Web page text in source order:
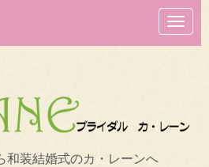
N
a
v
o
n
和装結婚式のカ・レーンへ